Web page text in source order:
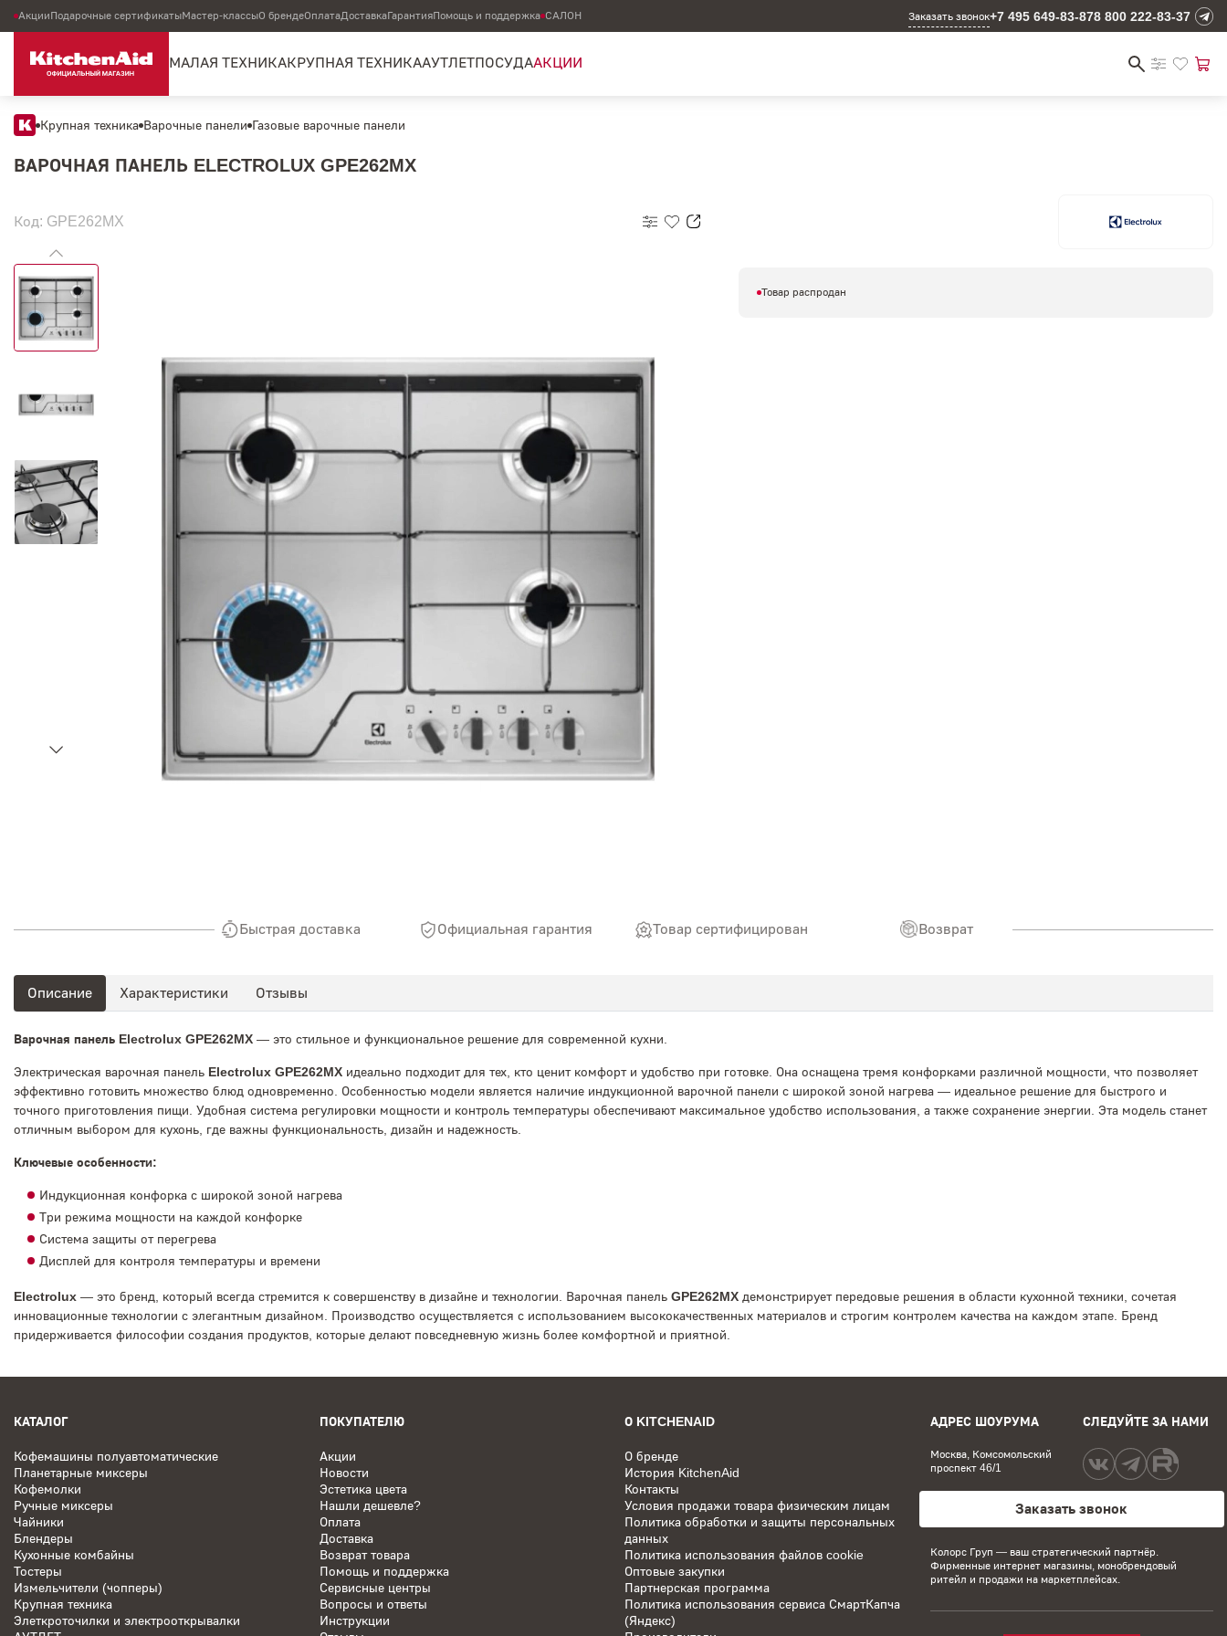
АкцииПодарочные сертификатыМастер-классыО брендеОплатаДоставкаГарантияПомощь и поддержка САЛОН Заказать звонок+7 495 649-83-878 800 222-83-37
МАЛАЯ ТЕХНИКАКРУПНАЯ ТЕХНИКААУТЛЕТПОСУДААКЦИИ
Крупная техника Варочные панели Газовые варочные панели
ВАРОЧНАЯ ПАНЕЛЬ ELECTROLUX GPE262MX
Код: GPE262MX
Товар распродан
Быстрая доставка Официальная гарантия Товар сертифицирован Возврат
Описание Характеристики Отзывы
Варочная панель Electrolux GPE262MX — это стильное и функциональное решение для современной кухни.
Электрическая варочная панель Electrolux GPE262MX идеально подходит для тех, кто ценит комфорт и удобство при готовке. Она оснащена тремя конфорками различной мощности, что позволяет
эффективно готовить множество блюд одновременно. Особенностью модели является наличие индукционной варочной панели с широкой зоной нагрева — идеальное решение для быстрого и
точного приготовления пищи. Удобная система регулировки мощности и контроль температуры обеспечивают максимальное удобство использования, а также сохранение энергии. Эта модель станет
отличным выбором для кухонь, где важны функциональность, дизайн и надежность.
Ключевые особенности:
Индукционная конфорка с широкой зоной нагрева
Три режима мощности на каждой конфорке
Система защиты от перегрева
Дисплей для контроля температуры и времени
Electrolux — это бренд, который всегда стремится к совершенству в дизайне и технологии. Варочная панель GPE262MX демонстрирует передовые решения в области кухонной техники, сочетая
инновационные технологии с элегантным дизайном. Производство осуществляется с использованием высококачественных материалов и строгим контролем качества на каждом этапе. Бренд
придерживается философии создания продуктов, которые делают повседневную жизнь более комфортной и приятной.
КАТАЛОГ
Кофемашины полуавтоматические
Планетарные миксеры
Кофемолки
Ручные миксеры
Чайники
Блендеры
Кухонные комбайны
Тостеры
Измельчители (чопперы)
Крупная техника
Элеткроточилки и электрооткрывалки
ПОКУПАТЕЛЮ
Акции
Новости
Эстетика цвета
Нашли дешевле?
Оплата
Доставка
Возврат товара
Помощь и поддержка
Сервисные центры
Вопросы и ответы
Инструкции
О KITCHENAID
О бренде
История KitchenAid
Контакты
Условия продажи товара физическим лицам
Политика обработки и защиты персональных
данных
Политика использования файлов cookie
Оптовые закупки
Партнерская программа
Политика использования сервиса СмартКапча
(Яндекс)
АДРЕС ШОУРУМА
Москва, Комсомольский
проспект 46/1
СЛЕДУЙТЕ ЗА НАМИ
Заказать звонок
Колорс Груп — ваш стратегический партнёр.
Фирменные интернет магазины, монобрендовый
ритейл и продажи на маркетплейсах.